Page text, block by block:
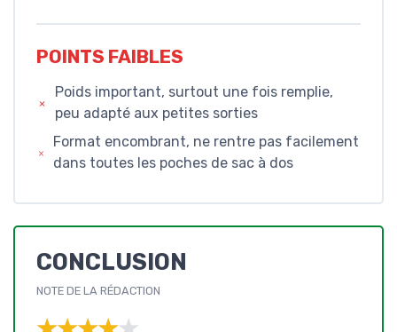
POINTS FAIBLES
Poids important, surtout une fois remplie,
peu adapté aux petites sorties
Format encombrant, ne rentre pas facilement
dans toutes les poches de sac à dos
CONCLUSION
NOTE DE LA RÉDACTION